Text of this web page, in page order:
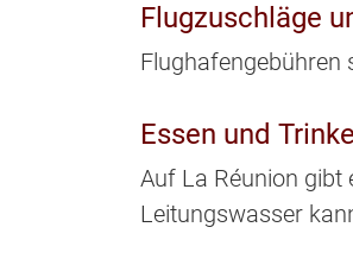
Flugzuschläge
Flughafengebühren
Essen und
Auf La Réunion gibt
Leitungswasser